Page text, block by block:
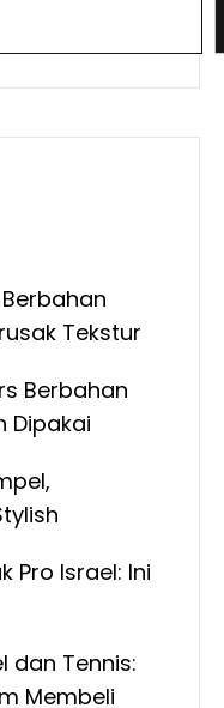
Tekstur
Berbahan
Dipakai
Pro Israel: Ini
dan Tennis:
Membeli